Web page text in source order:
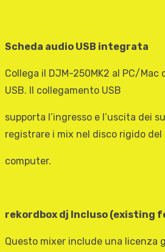
Scheda audio USB integrata
Collega il DJM-250MK2 al PC/Mac
USB. Il collegamento USB
supporta l’ingresso e l’uscita dei
registrare i mix nel disco rigido del
computer.
rekordbox dj Incluso (existing
Questo mixer include una licenza